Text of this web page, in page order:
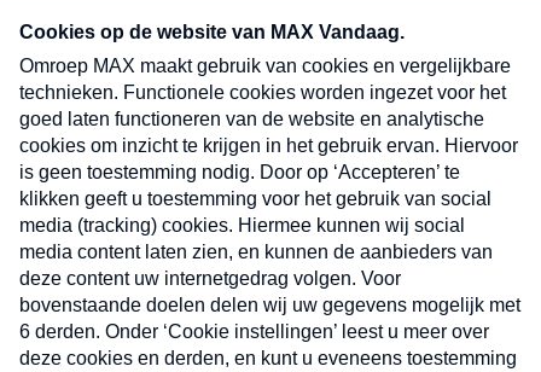
nieuwsbrief. Elke vrijdag- en dinsdagochtend in
uw mailbox.
Verzend
Nieuwsbrief